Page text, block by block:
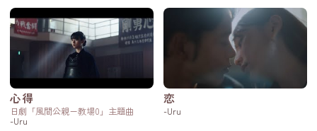
心得
日劇「風間公親－教場0」主題曲
-Uru
恋
-Uru